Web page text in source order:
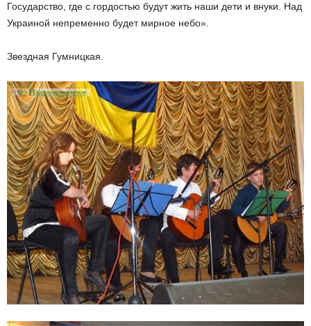
Государство, где с гордостью будут жить наши дети и внуки. Над
Украиной непременно будет мирное небо».
Звездная Гумницкая.